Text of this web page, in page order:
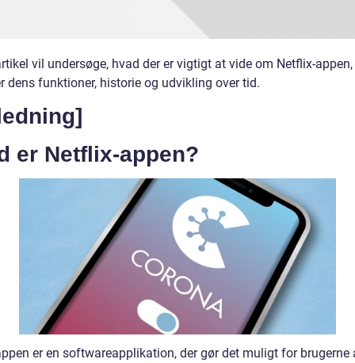
vil undersøge, hvad der er vigtigt at vide om Netflix-appen,
dens funktioner, historie og udvikling over tid.
er Netflix-appen?
er en softwareapplikation, der gør det muligt for brugerne